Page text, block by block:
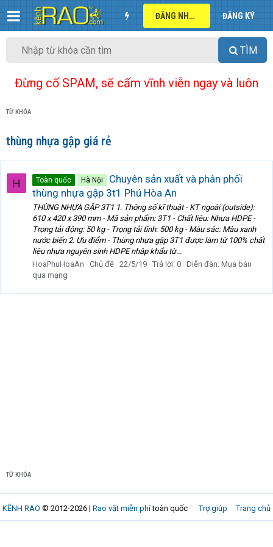
ĐĂNG NHẬP ĐĂNG KÝ
TÌM
Đừng cố SPAM, sẽ cấm vĩnh viễn ngay và luôn
TỪ KHÓA
thùng nhựa gập giá rẻ
H Toàn quốc Hà Nội
Chuyên sản xuất và phân phối
thùng nhựa gập 3t1 Phú Hòa An
THÙNG NHỰA GẬP 3T1 1. Thông số kĩ thuật - KT ngoài (outside):
610 x 420 x 390 mm - Mã sản phẩm: 3T1 - Chất liệu: Nhựa HDPE -
Trọng tải động: 50 kg - Trọng tải tĩnh: 500 kg - Màu sắc: Màu xanh
nước biển 2. Ưu điểm - Thùng nhựa gập 3T1 được làm từ 100% chất
liệu nhựa nguyên sinh HDPE nhập khẩu từ...
HoaPhuHoaAn
Chủ đề 22/5/19 Trả lời: 0 Diễn đàn: Mua bán
qua mạng
TỪ KHÓA
Trợ giúp Trang chủ
KÊNH RAO © 2012-2026 | Rao vặt miễn phítoàn quốc